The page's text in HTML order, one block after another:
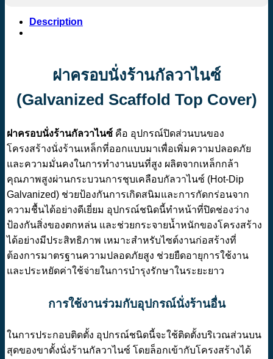
Description
ฝาครอบนั่งร้านกัลวาไนซ์
(Galvanized Scaffold Top Cover)
ฝาครอบนั่งร้านกัลวาไนซ์ คือ อุปกรณ์ปิดส่วนบนของ
โครงสร้างนั่งร้านเหล็กที่ออกแบบมาเพื่อเพิ่มความปลอดภัย
และความมั่นคงในการทำงานบนที่สูง ผลิตจากเหล็กกล้า
คุณภาพสูงผ่านกระบวนการชุบเคลือบกัลวาไนซ์ (Hot-Dip
Galvanized) ช่วยป้องกันการเกิดสนิมและการกัดกร่อนจาก
ความชื้นได้อย่างดีเยี่ยม อุปกรณ์ชนิดนี้ทำหน้าที่ปิดช่องว่าง
ป้องกันสิ่งของตกหล่น และช่วยกระจายน้ำหนักของโครงสร้าง
ได้อย่างมีประสิทธิภาพ เหมาะสำหรับไซต์งานก่อสร้างที่
ต้องการมาตรฐานความปลอดภัยสูง ช่วยยืดอายุการใช้งาน
และประหยัดค่าใช้จ่ายในการบำรุงรักษาในระยะยาว
การใช้งานร่วมกับอุปกรณ์นั่งร้านอื่น
ในการประกอบติดตั้ง อุปกรณ์ชนิดนี้จะใช้ติดตั้งบริเวณส่วนบน
สุดของขาตั้งนั่งร้านกัลวาไนซ์ โดยล็อกเข้ากับโครงสร้างได้